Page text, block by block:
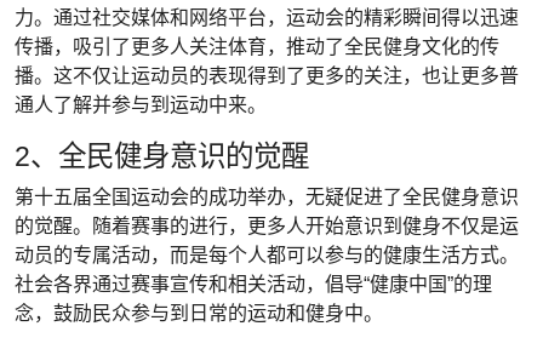
力。通过社交媒体和网络平台，运动会的精彩瞬间得以迅速
传播，吸引了更多人关注体育，推动了全民健身文化的传
播。这不仅让运动员的表现得到了更多的关注，也让更多普
通人了解并参与到运动中来。
2、全民健身意识的觉醒
第十五届全国运动会的成功举办，无疑促进了全民健身意识
的觉醒。随着赛事的进行，更多人开始意识到健身不仅是运
动员的专属活动，而是每个人都可以参与的健康生活方式。
社会各界通过赛事宣传和相关活动，倡导“健康中国”的理
念，鼓励民众参与到日常的运动和健身中。